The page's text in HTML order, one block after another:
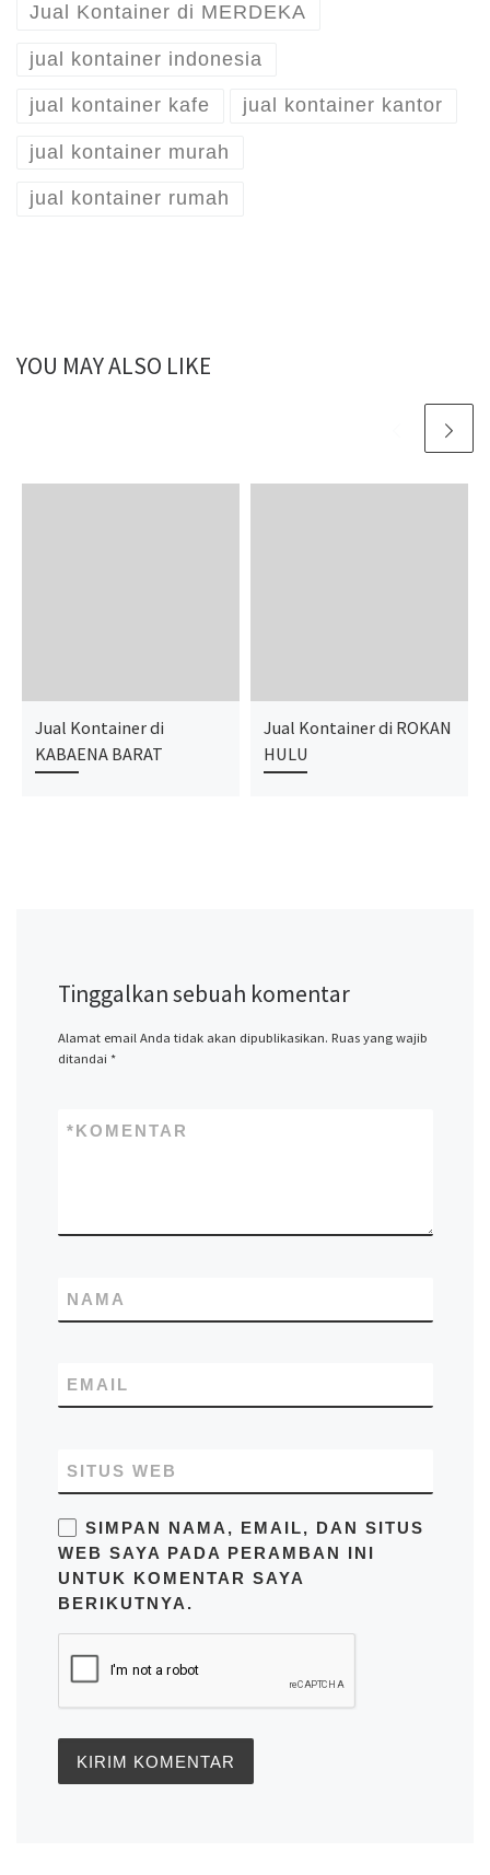
Jual Kontainer di MERDEKA
jual kontainer indonesia
jual kontainer kafe jual kontainer kantor
jual kontainer murah
jual kontainer rumah
YOU MAY ALSO LIKE
Jual Kontainer di
KABAENA BARAT
Jual Kontainer di ROKAN
HULU
Tinggalkan sebuah komentar
Alamat email Anda tidak akan dipublikasikan. Ruas yang wajib
ditandai *
KOMENTAR
*
NAMA
EMAIL
SITUS WEB
SIMPAN NAMA, EMAIL, DAN SITUS
WEB SAYA PADA PERAMBAN INI
UNTUK KOMENTAR SAYA
BERIKUTNYA.